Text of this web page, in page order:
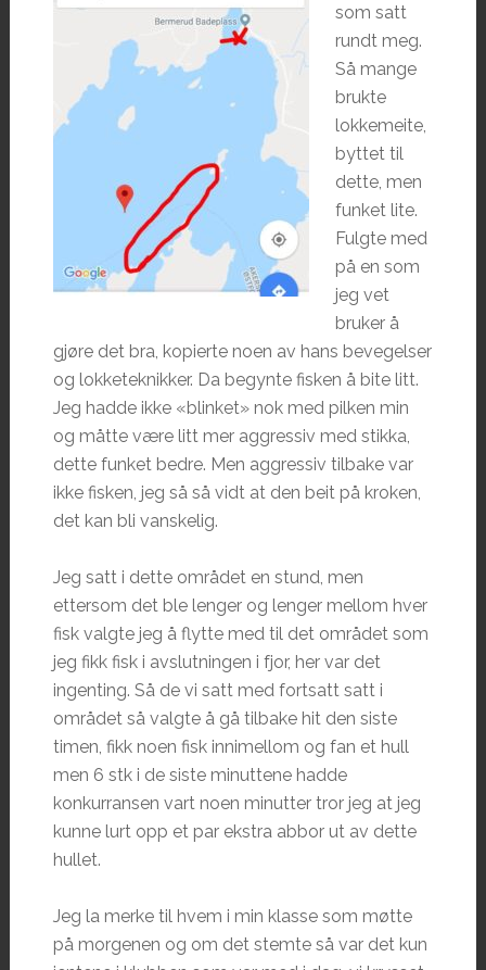
som satt
rundt meg.
Så mange
brukte
lokkemeite,
byttet til
dette, men
funket lite.
Fulgte med
på en som
jeg vet
bruker å
gjøre det bra, kopierte noen av hans bevegelser
og lokketeknikker. Da begynte fisken å bite litt.
Jeg hadde ikke «blinket» nok med pilken min
og måtte være litt mer aggressiv med stikka,
dette funket bedre. Men aggressiv tilbake var
ikke fisken, jeg så så vidt at den beit på kroken,
det kan bli vanskelig.
Jeg satt i dette området en stund, men
ettersom det ble lenger og lenger mellom hver
fisk valgte jeg å flytte med til det området som
jeg fikk fisk i avslutningen i fjor, her var det
ingenting. Så de vi satt med fortsatt satt i
området så valgte å gå tilbake hit den siste
timen, fikk noen fisk innimellom og fan et hull
men 6 stk i de siste minuttene hadde
konkurransen vart noen minutter tror jeg at jeg
kunne lurt opp et par ekstra abbor ut av dette
hullet.
Jeg la merke til hvem i min klasse som møtte
på morgenen og om det stemte så var det kun